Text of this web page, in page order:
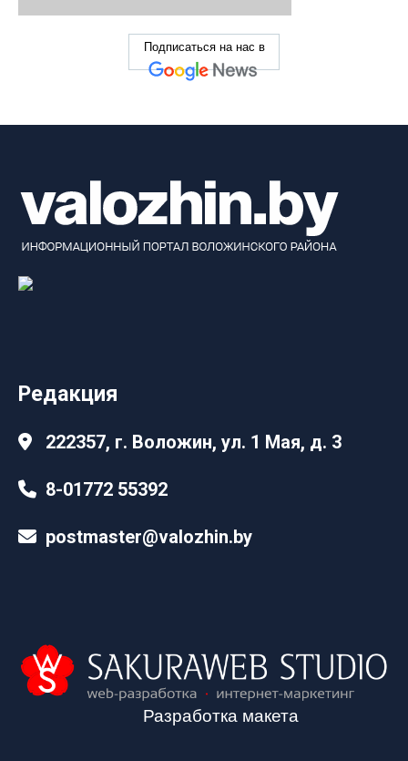
Подписаться на нас в
Редакция
222357, г. Воложин, ул. 1 Мая, д. 3
8-01772 55392
postmaster@valozhin.by
Разработка макета